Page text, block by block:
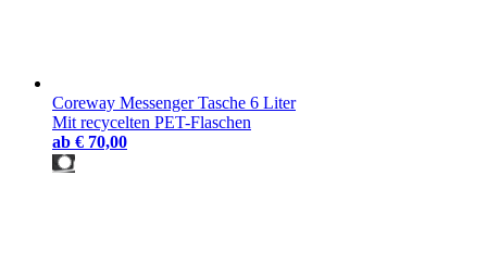
Coreway Messenger Tasche 6 Liter
Mit recycelten PET-Flaschen
ab € 70,00